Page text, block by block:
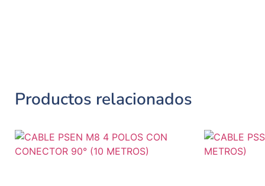
Productos relacionados